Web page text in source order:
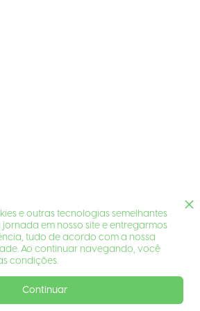
e outras tecnologias semelhantes
em nosso site e entregarmos
tudo de acordo com a nossa
Ao continuar navegando, você
condições.
Continuar